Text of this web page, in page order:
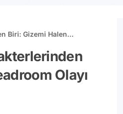
Biri: Gizemi Halen
Olayı